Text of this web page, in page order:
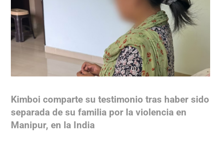
Kimboi comparte su testimonio tras haber sido
separada de su familia por la violencia en
Manipur, en la India